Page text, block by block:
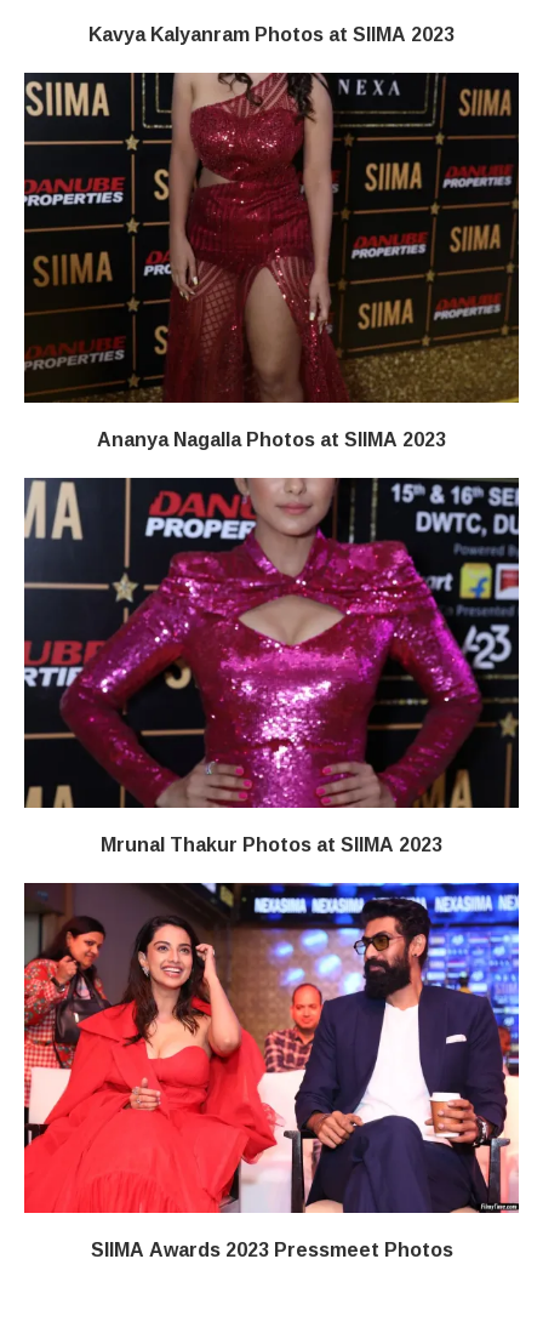
Kavya Kalyanram Photos at SIIMA 2023
Ananya Nagalla Photos at SIIMA 2023
Mrunal Thakur Photos at SIIMA 2023
SIIMA Awards 2023 Pressmeet Photos